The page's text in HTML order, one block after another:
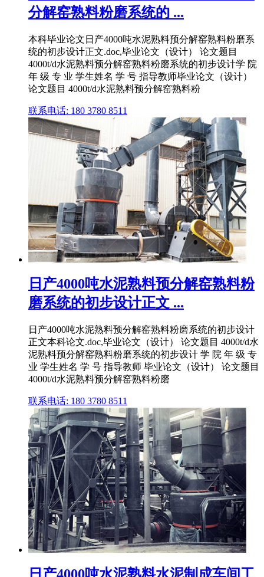
分解窑熟料粉磨系统的 ...
本科毕业论文日产4000吨水泥熟料预分解窑熟料粉磨系
统的初步设计正文.doc,毕业论文（设计） 论文题目
4000t/d水泥熟料预分解窑熟料粉磨系统的初步设计学 院
年 级 专 业 学生姓名 学 号 指导教师毕业论文（设计）
论文题目 4000t/d水泥熟料预分解窑熟料粉
联系电话: 180 3780 8511
日产4000吨水泥熟料预分解窑熟料粉
磨系统的初步设计正文 ...
日产4000吨水泥熟料预分解窑熟料粉磨系统的初步设计
正文本科论文.doc,毕业论文（设计） 论文题目 4000t/d水
泥熟料预分解窑熟料粉磨系统的初步设计 学 院 年 级 专
业 学生姓名 学 号 指导教师 毕业论文（设计） 论文题目
4000t/d水泥熟料预分解窑熟料粉磨
联系电话: 180 3780 8511
日产4000吨水泥熟料水泥制成车间工